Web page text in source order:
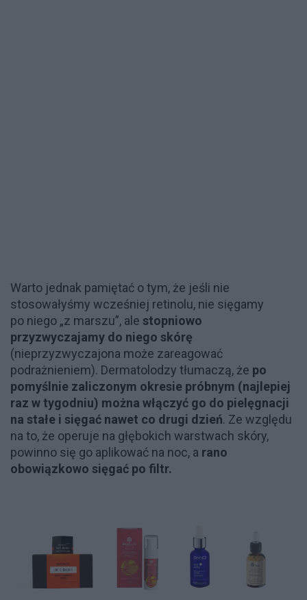
Warto jednak pamiętać o tym, że jeśli nie
stosowałyśmy wcześniej retinolu, nie sięgamy
po niego „z marszu”, ale stopniowo
przyzwyczajamy do niego skórę
(nieprzyzwyczajona może zareagować
podrażnieniem). Dermatolodzy tłumaczą, że po
pomyślnie zaliczonym okresie próbnym (najlepiej
raz w tygodniu) można włączyć go do pielęgnacji
na stałe i sięgać nawet co drugi dzień. Ze względu
na to, że operuje na głębokich warstwach skóry,
powinno się go aplikować na noc, a rano
obowiązkowo sięgać po filtr.